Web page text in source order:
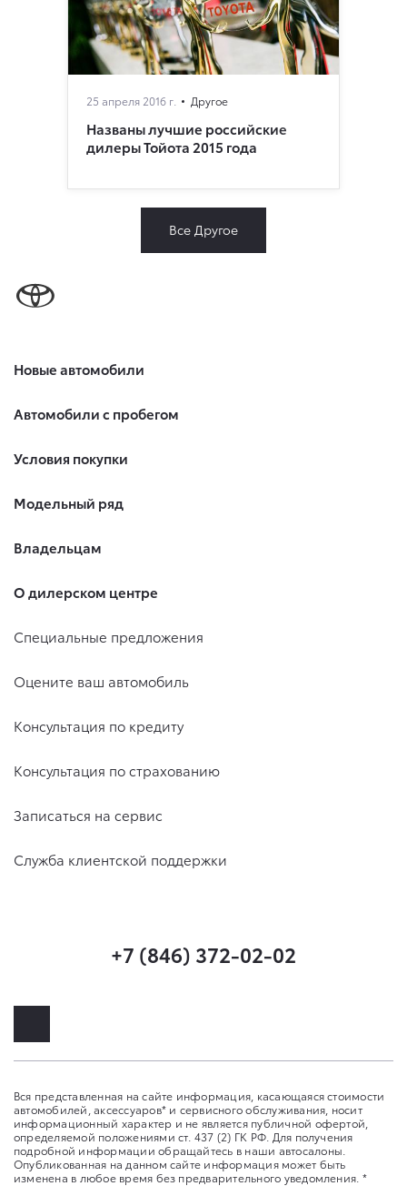
25 апреля 2016 г. Другое
Названы лучшие российские
дилеры Тойота 2015 года
Все Другое
Новые автомобили
Автомобили с пробегом
Условия покупки
Модельный ряд
Владельцам
О дилерском центре
Специальные предложения
Оцените ваш автомобиль
Консультация по кредиту
Консультация по страхованию
Записаться на сервис
Служба клиентской поддержки
+7 (846) 372-02-02
Вся представленная на сайте информация, касающаяся стоимости
автомобилей, аксессуаров* и сервисного обслуживания, носит
информационный характер и не является публичной офертой,
определяемой положениями ст. 437 (2) ГК РФ. Для получения
подробной информации обращайтесь в наши автосалоны.
Опубликованная на данном сайте информация может быть
изменена в любое время без предварительного уведомления. *